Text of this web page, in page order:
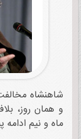
شاهنشاه
و همان روز،
ماه و نیم ادامه